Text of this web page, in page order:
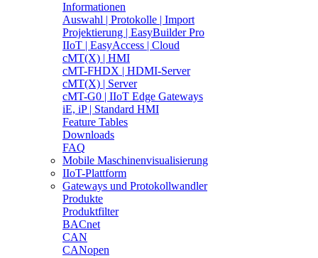
Informationen
Auswahl | Protokolle | Import
Projektierung | EasyBuilder Pro
IIoT | EasyAccess | Cloud
cMT(X) | HMI
cMT-FHDX | HDMI-Server
cMT(X) | Server
cMT-G0 | IIoT Edge Gateways
iE, iP | Standard HMI
Feature Tables
Downloads
FAQ
Mobile Maschinenvisualisierung
IIoT-Plattform
Gateways und Protokollwandler
Produkte
Produktfilter
BACnet
CAN
CANopen